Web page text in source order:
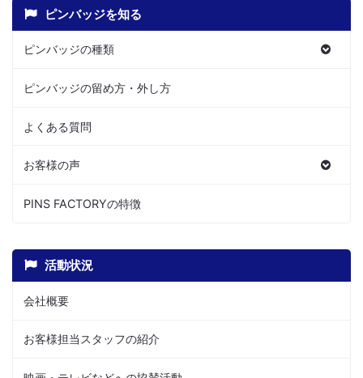
ピンバッジを知る
ピンバッジの種類
ピンバッジの留め方・外し方
よくある質問
お客様の声
PINS FACTORYの特徴
活動状況
会社概要
お客様担当スタッフの紹介